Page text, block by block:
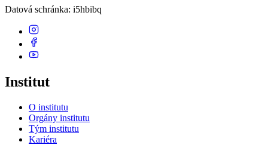
Datová schránka: i5hbibq
Institut
O institutu
Orgány institutu
Tým institutu
Kariéra